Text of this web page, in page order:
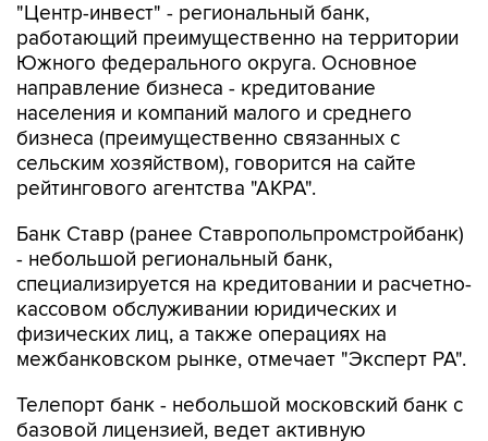
"Центр-инвест" - региональный банк,
работающий преимущественно на территории
Южного федерального округа. Основное
направление бизнеса - кредитование
населения и компаний малого и среднего
бизнеса (преимущественно связанных с
сельским хозяйством), говорится на сайте
рейтингового агентства "АКРА".
Банк Ставр (ранее Ставропольпромстройбанк)
- небольшой региональный банк,
специализируется на кредитовании и расчетно-
кассовом обслуживании юридических и
физических лиц, а также операциях на
межбанковском рынке, отмечает "Эксперт РА".
Телепорт банк - небольшой московский банк с
базовой лицензией, ведет активную